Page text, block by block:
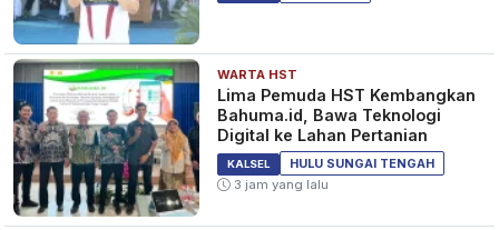
WARTA HST
Lima Pemuda HST Kembangkan
Bahuma.id, Bawa Teknologi
Digital ke Lahan Pertanian
KALSEL
HULU SUNGAI TENGAH
3 jam yang lalu